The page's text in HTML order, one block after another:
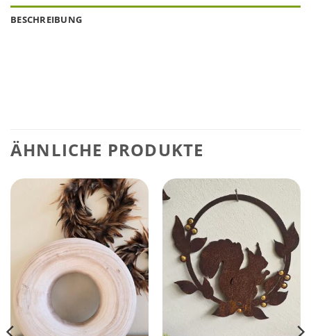
BESCHREIBUNG
ÄHNLICHE PRODUKTE